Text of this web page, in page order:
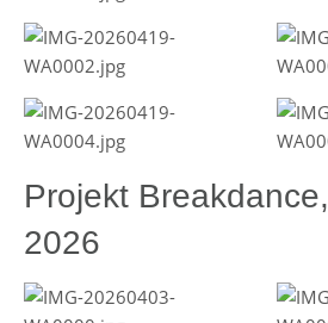
Projekt
2026